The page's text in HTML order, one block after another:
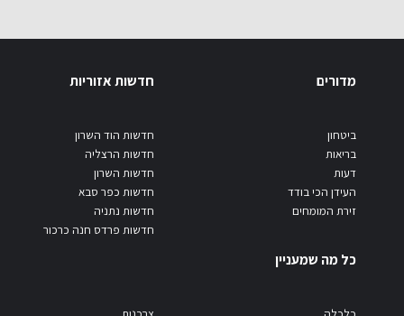
מדורים
ביטחון
בריאות
דעות
העידן הכי בודד
זירת המומחים
חדשות אזוריות
חדשות הוד השרון
חדשות הרצליה
חדשות השרון
חדשות כפר סבא
חדשות נתניה
חדשות פרדס חנה כרכור
כל מה שמעניין